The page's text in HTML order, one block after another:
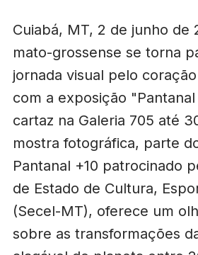
Cuiabá, MT, 2 de junho de
mato-grossense se torna
jornada visual pelo
com a exposição "Pantanal
cartaz na Galeria 705 até
mostra fotográfica, parte
Pantanal +10 patrocinado
de Estado de Cultura,
(Secel-MT), oferece um
sobre as transformações